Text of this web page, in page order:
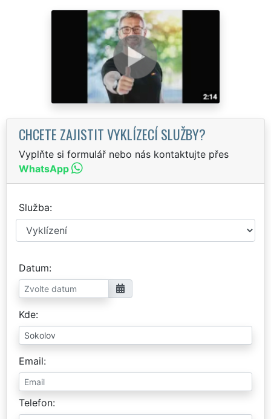
CHCETE ZAJISTIT VYKLÍZECÍ SLUŽBY?
Vyplňte si formulář nebo nás kontaktujte přes
WhatsApp
Služba
Datum
Kde
Email
Telefon